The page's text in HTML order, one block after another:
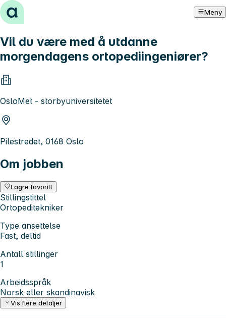
Hopp til innhold Meny
Vil du være med å utdanne
morgendagens ortopediingeniører?
OsloMet - storbyuniversitetet
Pilestredet, 0168 Oslo
Om jobben
Lagre favoritt
Stillingstittel
Ortopeditekniker
Type ansettelse
Fast, deltid
Antall stillinger
1
Arbeidsspråk
Norsk eller skandinavisk
Vis flere detaljer